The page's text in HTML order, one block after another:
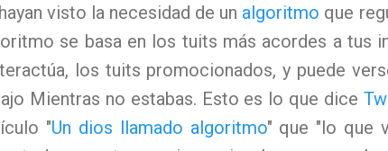
visto la necesidad de un algoritmo que
se basa en los tuits más acordes a tus
los tuits promocionados, y puede
Mientras no estabas. Esto es lo que dice
"Un dios llamado algoritmo" que "lo que